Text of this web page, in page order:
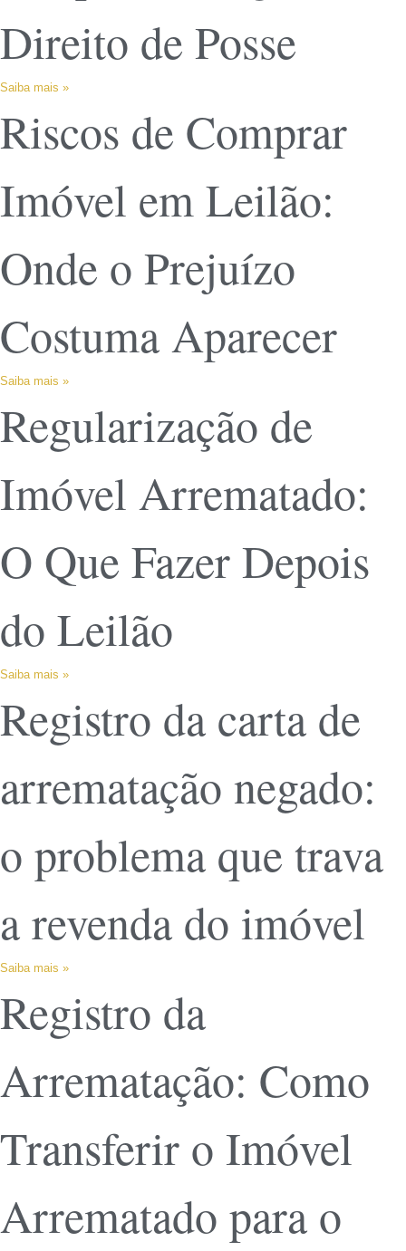
Direito de Posse
Saiba mais »
Riscos de Comprar
Imóvel em Leilão:
Onde o Prejuízo
Costuma Aparecer
Saiba mais »
Regularização de
Imóvel Arrematado:
O Que Fazer Depois
do Leilão
Saiba mais »
Registro da carta de
arrematação negado:
o problema que trava
a revenda do imóvel
Saiba mais »
Registro da
Arrematação: Como
Transferir o Imóvel
Arrematado para o